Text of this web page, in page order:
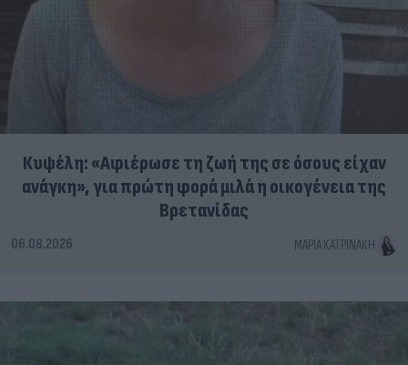
Κυψέλη: «Αφιέρωσε τη ζωή της σε όσους είχαν
ανάγκη», για πρώτη φορά μιλά η οικογένεια της
Βρετανίδας
06.08.2026 ΜΑΡΊΑ ΚΑΤΡΙΝΆΚΗ